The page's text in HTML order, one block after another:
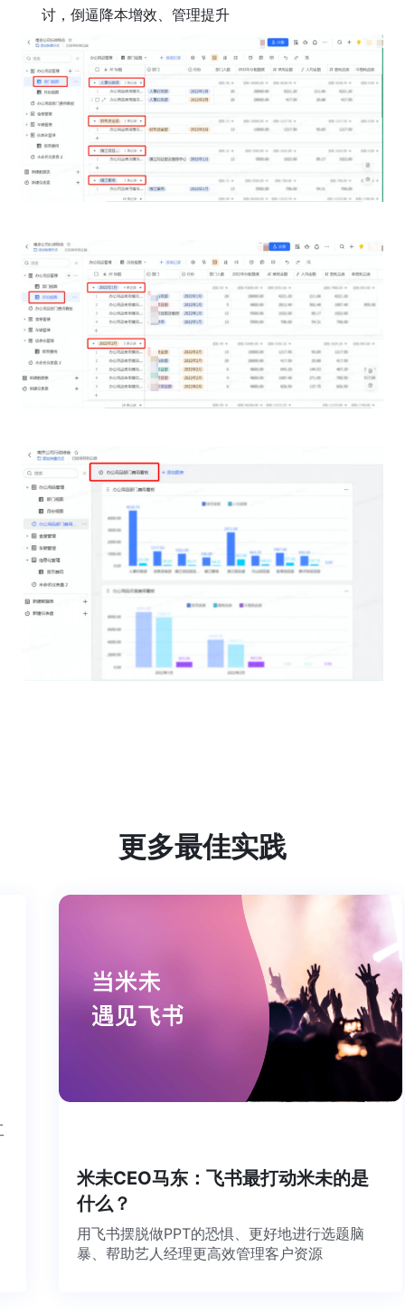
讨，倒逼降本增效、管理提升
更多最佳实践
米未CEO马东：飞书最打动米未的是
什么？
用飞书摆脱做PPT的恐惧、更好地进行选题脑
暴、帮助艺人经理更高效管理客户资源